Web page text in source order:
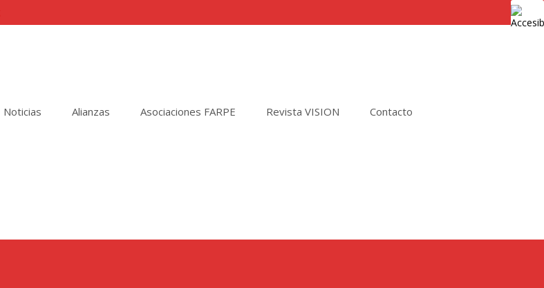
Noticias Alianzas Asociaciones FARPE Revista VISION Contacto